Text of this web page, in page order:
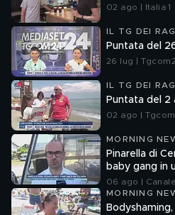
02 ago | Italia 1
IL TG DEI
Puntata del
26 lug |
IL TG DEI
Puntata del 2
02 ago |
MORNING
Pinarella di
baby gang in
06 ago |
MORNING